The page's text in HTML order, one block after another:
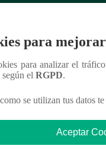
un paso’ en Noche de
para
para analizar el
según el RGPD.
se utilizan tus datos
Aceptar